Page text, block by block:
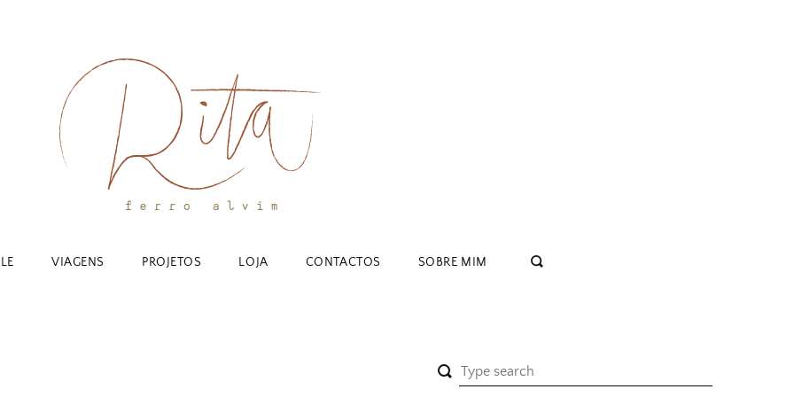
VIAGENS PROJETOS LOJA CONTACTOS SOBRE MIM